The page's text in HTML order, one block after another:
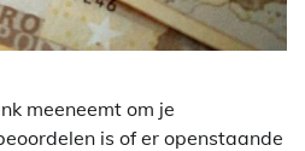
meeneemt om je
is of er openstaande